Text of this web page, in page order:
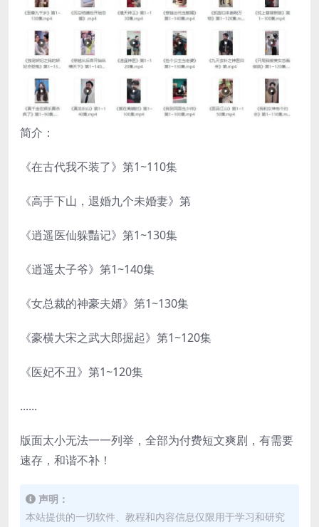
简介：
《在古代我不装了》第1~110集
《高手下山，退婚九个未婚妻》第
《逍遥医仙躲豔记》第1~130集
《逍遥太子爷》第1~140集
《女总裁的神豪夫婿》第1~130集
《豪横大宋之武大郎掘起》第1~120集
《医妃不丑》第1~120集
......
版面太小无法一一列举，全部为付费短文爽剧，有需要
速存，和谐不补！
声明：
本站提供的一切软件、教程和内容信息仅限用于学习和研究